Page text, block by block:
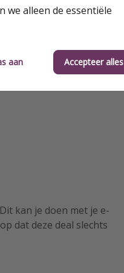
kan je doen met je e-
dat deze deal slechts
we alleen de essentiële
aan Accepteer alles